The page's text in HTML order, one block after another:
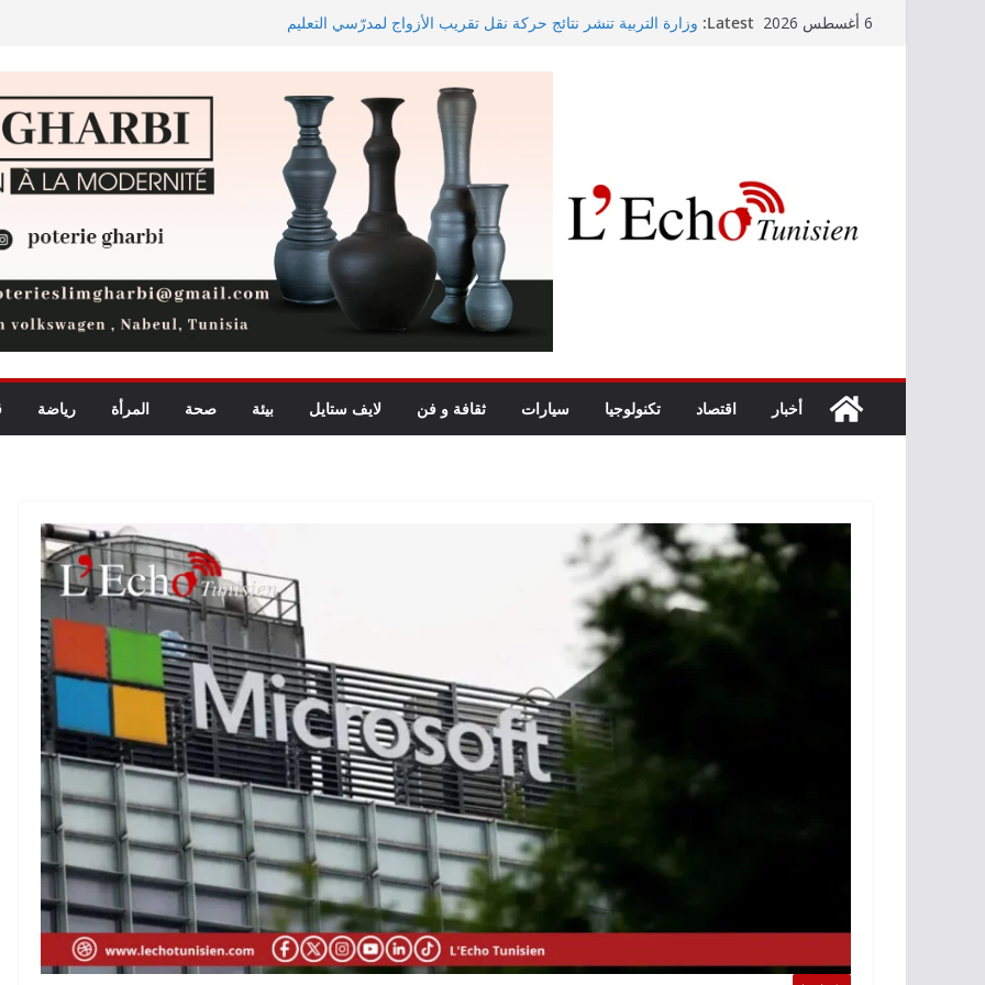
6 أغسطس 2026 Latest: وزارة التربية تنشر نتائج حركة نقل تقريب الأزواج لمدرّسي التعليم
رابطة الأبطال: النادي الإفريقي يُواجه دجوليبا في الدور التمهيدي الأوّل
“نسناس وبهناس”.. عرض مسرحي جديد للأطفال يجمع بين الترفيه
اليوم: قرعة الدور التمهيدي لرابطة الأبطال وكأس الكونفدرالية
أخبار اقتصاد تكنولوجيا سيارات ثقافة و فن لايف ستايل بيئة صحة المرأة رياضة